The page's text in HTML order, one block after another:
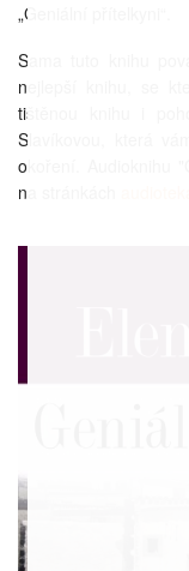
„Geniální přítelkyni“.
Sama tuto knihu
nejlepší knihu, se
tištěnou knihu i
Slavíkovou, která
okoření. Audioknihu
na stránkách